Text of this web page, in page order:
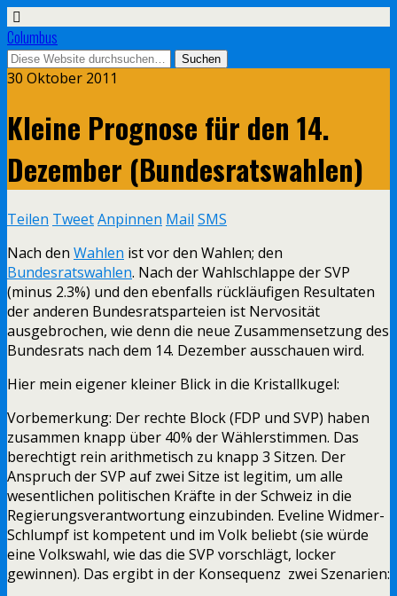
Columbus
30 Oktober 2011
Kleine Prognose für den 14.
Dezember (Bundesratswahlen)
Teilen TweetAnpinnen Mail SMS
Nach den Wahlen ist vor den Wahlen; den
Bundesratswahlen. Nach der Wahlschlappe der SVP
(minus 2.3%) und den ebenfalls rückläufigen Resultaten
der anderen Bundesratsparteien ist Nervosität
ausgebrochen, wie denn die neue Zusammensetzung des
Bundesrats nach dem 14. Dezember ausschauen wird.
Hier mein eigener kleiner Blick in die Kristallkugel:
Vorbemerkung: Der rechte Block (FDP und SVP) haben
zusammen knapp über 40% der Wählerstimmen. Das
berechtigt rein arithmetisch zu knapp 3 Sitzen. Der
Anspruch der SVP auf zwei Sitze ist legitim, um alle
wesentlichen politischen Kräfte in der Schweiz in die
Regierungsverantwortung einzubinden. Eveline Widmer-
Schlumpf ist kompetent und im Volk beliebt (sie würde
eine Volkswahl, wie das die SVP vorschlägt, locker
gewinnen). Das ergibt in der Konsequenz zwei Szenarien: